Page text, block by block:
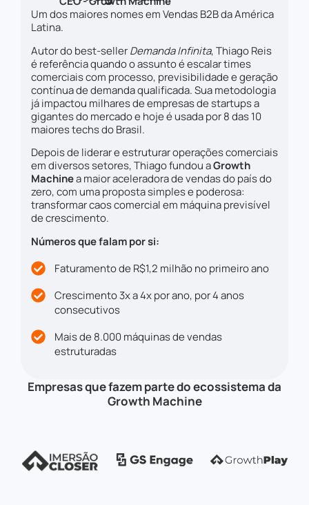
Um dos maiores nomes em Vendas B2B da América
Latina.
Autor do best-sellerDemanda Infinita, Thiago Reis
é referência quando o assunto é escalar times
comerciais com processo, previsibilidade e geração
contínua de demanda qualificada. Sua metodologia
já impactou milhares de empresas de startups a
gigantes do mercado e hoje é usada por 8 das 10
maiores techs do Brasil.
Depois de liderar e estruturar operações comerciais
em diversos setores, Thiago fundou aGrowth
Machinea maior aceleradora de vendas do país do
zero, com uma proposta simples e poderosa:
transformar caos comercial em máquina previsível
de crescimento.
Números que falam por si:
Faturamento de R$1,2 milhão no primeiro ano
Crescimento 3x a 4x por ano, por 4 anos
consecutivos
Mais de 8.000 máquinas de vendas
estruturadas
Empresas que fazem parte do ecossistema da
Growth Machine